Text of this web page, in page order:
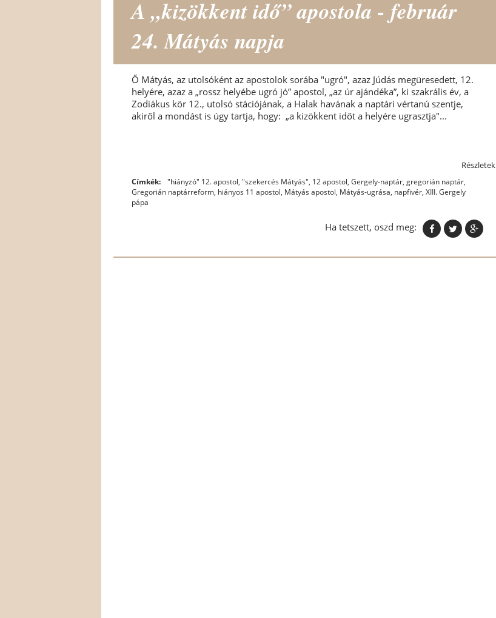
A „kizökkent idő” apostola - február
24. Mátyás napja
Ő Mátyás, az utolsóként az apostolok sorába "ugró", azaz Júdás megüresedett, 12.
helyére, azaz a „rossz helyébe ugró jó” apostol, „az úr ajándéka”, ki szakrális év, a
Zodiákus kör 12., utolsó stációjának, a Halak havának a naptári vértanú szentje,
akiről a mondást is úgy tartja, hogy: „a kizökkent időt a helyére ugrasztja"...
Részletek
Címkék: "hiányzó" 12. apostol, "szekercés Mátyás", 12 apostol, Gergely-naptár, gregorián naptár,
Gregorián naptárreform, hiányos 11 apostol, Mátyás apostol, Mátyás-ugrása, napfivér, XIII. Gergely
pápa
Ha tetszett, oszd meg: